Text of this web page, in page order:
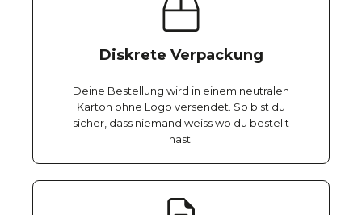
Diskrete Verpackung
Deine Bestellung wird in einem neutralen
Karton ohne Logo versendet. So bist du
sicher, dass niemand weiss wo du bestellt
hast.